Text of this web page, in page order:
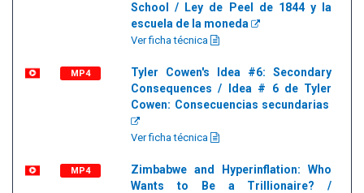
School / Ley de Peel de 1844 y la
escuela de la moneda
Ver ficha técnica
MP4
Tyler Cowen's Idea #6: Secondary
Consequences / Idea # 6 de Tyler
Cowen: Consecuencias secundarias
Ver ficha técnica
MP4
Zimbabwe and Hyperinflation: Who
Wants to Be a Trillionaire? /